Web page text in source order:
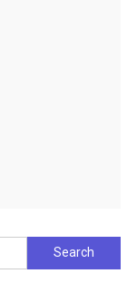
Search
for: